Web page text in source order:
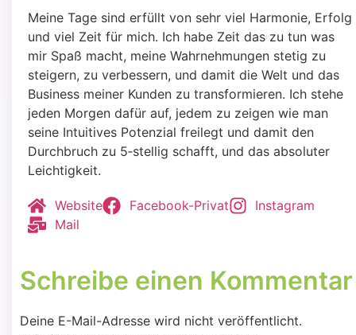
Mei­ne Tage sind erfüllt von sehr viel Har­mo­nie, Erfolg
und viel Zeit für mich. Ich habe Zeit das zu tun was
mir Spaß macht, mei­ne Wahr­neh­mun­gen ste­tig zu
stei­gern, zu ver­bes­sern, und damit die Welt und das
Busi­ness mei­ner Kun­den zu trans­for­mie­ren. Ich ste­he
jeden Mor­gen dafür auf, jedem zu zei­gen wie man
sei­ne Intui­ti­ves Poten­zi­al frei­legt und damit den
Durch­bruch zu 5‑stellig schafft, und das abso­lu­ter
Leich­tig­keit.
Web­site Face­book-Pri­vat
Insta­gram
Mail
Schreibe einen Kommentar
Deine E-Mail-Adresse wird nicht veröffentlicht.